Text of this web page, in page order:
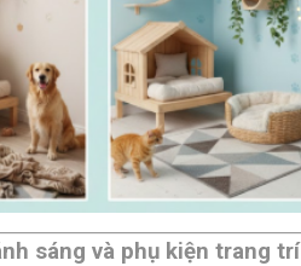
sáng và phụ kiện trang trí